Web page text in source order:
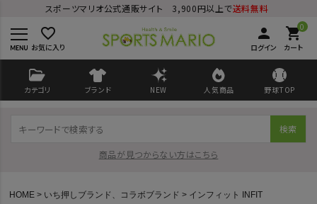
スポーツマリオ公式通販サイト 3,900円以上で送料無料
favorite_border
お気に入り
person
ログイン
0
shopping_cart
カート
カテゴリ ブランド NEW 人気商品 野球TOP
検索
商品が見つからない方はこちら
HOME いち押しブランド、コラボブランド インフィット INFIT